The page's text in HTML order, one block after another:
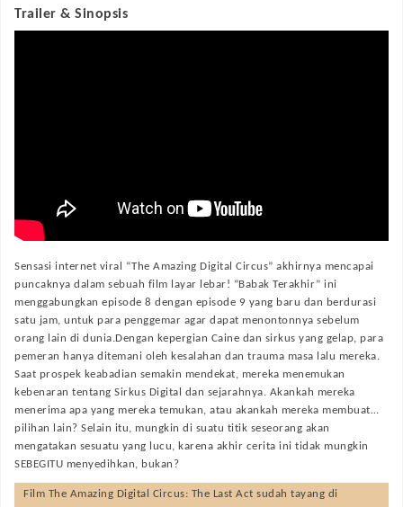
Trailer & Sinopsis
Sensasi internet viral “The Amazing Digital Circus” akhirnya mencapai
puncaknya dalam sebuah film layar lebar! “Babak Terakhir” ini
menggabungkan episode 8 dengan episode 9 yang baru dan berdurasi
satu jam, untuk para penggemar agar dapat menontonnya sebelum
orang lain di dunia.Dengan kepergian Caine dan sirkus yang gelap, para
pemeran hanya ditemani oleh kesalahan dan trauma masa lalu mereka.
Saat prospek keabadian semakin mendekat, mereka menemukan
kebenaran tentang Sirkus Digital dan sejarahnya. Akankah mereka
menerima apa yang mereka temukan, atau akankah mereka membuat…
pilihan lain? Selain itu, mungkin di suatu titik seseorang akan
mengatakan sesuatu yang lucu, karena akhir cerita ini tidak mungkin
SEBEGITU menyedihkan, bukan?
Film The Amazing Digital Circus: The Last Act sudah tayang di